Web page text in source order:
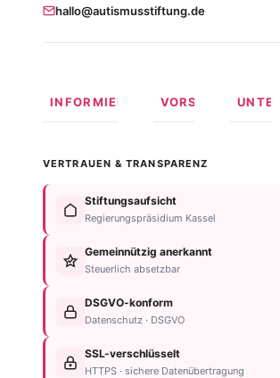
hallo@autismusstiftung.de
INFORMIEREN
Formen
Autismus
Anzeichen
Diagnose
Betroffene
Einrichtungsübersicht
VORSORGEN
Im
Testament
Nachlassplanung
Zustiftung
Kind
absichern
Vorteile
VERTRAUEN & TRANSPARENZ
Stiftungsaufsicht
Regierungspräsidium Kassel
Gemeinnützig anerkannt
Steuerlich absetzbar
DSGVO-konform
Datenschutz · DSGVO
SSL-verschlüsselt
HTTPS · sichere Datenübertragung